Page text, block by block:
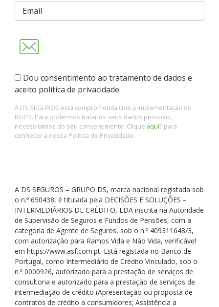
Dou consentimento ao tratamento de dados e
aceito política de privacidade.
A DS SEGUROS está comprometida com a implementação do
RGPD. Para podermos tratar os seus dados pessoais,
necessitamos do seu consentimento. Clique aqui? para
conhecer a nossa Política de Privacidade.
A DS SEGUROS – GRUPO DS, marca nacional registada sob
o n.º 650438, é titulada pela DECISÕES E SOLUÇÕES –
INTERMEDIÁRIOS DE CRÉDITO, LDA inscrita na Autoridade
de Supervisão de Seguros e Fundos de Pensões, com a
categoria de Agente de Seguros, sob o n.º 409311648/3,
com autorização para Ramos Vida e Não Vida, verificável
em https://www.asf.com.pt. Está registada no Banco de
Portugal, como Intermediário de Crédito Vinculado, sob o
n.º 0000926, autorizado para a prestação de serviços de
consultoria e autorizado para a prestação de serviços de
intermediação de crédito (Apresentação ou proposta de
contratos de crédito a consumidores; Assistência a